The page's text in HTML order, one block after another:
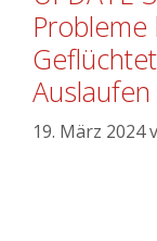
Probleme
19. März 2024